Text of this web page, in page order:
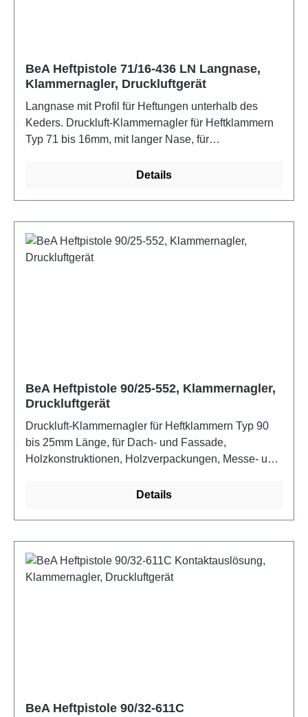
BeA Heftpistole 71/16-436 LN Langnase,
Klammernagler, Druckluftgerät
Langnase mit Profil für Heftungen unterhalb des
Keders. Druckluft-Klammernagler für Heftklammern
Typ 71 bis 16mm, mit langer Nase, für
Industrieverpackungen, Messe- und Montagebau,
Magazinschnellöffnung, Unterladermagazin,
Wartungsfreundlichkeit.
Details
BeA Heftpistole 90/25-552, Klammernagler,
Druckluftgerät
Druckluft-Klammernagler für Heftklammern Typ 90
bis 25mm Länge, für Dach- und Fassade,
Holzkonstruktionen, Holzverpackungen, Messe- und
Zimmerei, Trocken- und Innenausbau.
integrierte Schalldämpfung
Details
BeA Heftpistole 90/32-611C